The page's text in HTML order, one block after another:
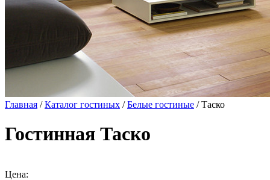
Главная /Каталог гостиных /Белые гостиные / Таско
Гостинная Таско
Цена: